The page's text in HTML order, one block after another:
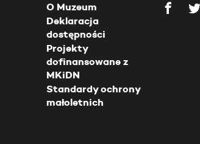
O Muzeum
Deklaracja
dostępności
Projekty
dofinansowane z
MKiDN
Standardy ochrony
małoletnich